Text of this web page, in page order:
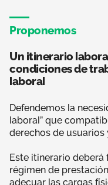
Proponemos
Un itinerario
condiciones de
laboral
Defendemos la
laboral” que
derechos de usuarios
Este itinerario
régimen de
adecuar las cargas